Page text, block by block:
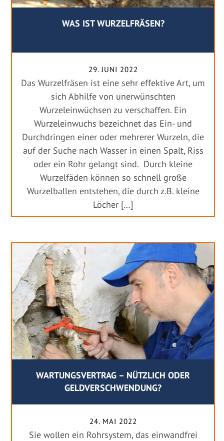
WAS IST WURZELFRÄSEN?
29. JUNI 2022
Das Wurzelfräsen ist eine sehr effektive Art, um
sich Abhilfe von unerwünschten
Wurzeleinwüchsen zu verschaffen. Ein
Wurzeleinwuchs bezeichnet das Ein- und
Durchdringen einer oder mehrerer Wurzeln, die
auf der Suche nach Wasser in einen Spalt, Riss
oder ein Rohr gelangt sind. Durch kleine
Wurzelfäden können so schnell große
Wurzelballen entstehen, die durch z.B. kleine
Löcher […]
WARTUNGSVERTRAG – NÜTZLICH ODER
GELDVERSCHWENDUNG?
24. MAI 2022
Sie wollen ein Rohrsystem, das einwandfrei